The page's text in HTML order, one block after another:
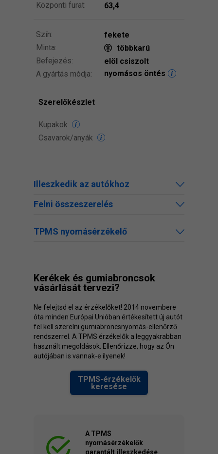
Központi furat:
63,4
Szín:
fekete
Minta:
többkarú
Befejezés:
elöl csiszolt
A gyártás módja:
nyomásos öntés
Szerelőkészlet
Kupakok
Csavarok/anyák
Illeszkedik az autókhoz
Felni összeszerelés
TPMS nyomásérzékelő
Kerékek és gumiabroncsok
vásárlását tervezi?
Ne felejtsd el az érzékelőket! 2014 novembere
óta minden Európai Unióban értékesített új autót
fel kell szerelni gumiabroncsnyomás-ellenőrző
rendszerrel. A TPMS érzékelők a leggyakrabban
használt megoldások. Ellenőrizze, hogy az Ön
autójában is vannak-e ilyenek!
TPMS-érzékelők
keresése
A TPMS
nyomásérzékelők
garantált illeszkedése